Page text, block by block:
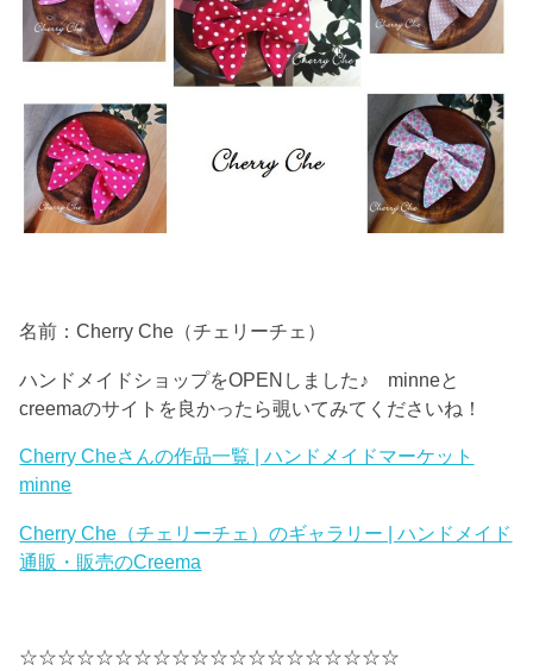
名前：Cherry Che（チェリーチェ）
ハンドメイドショップをOPENしました♪ minneと
creemaのサイトを良かったら覗いてみてくださいね！
Cherry Cheさんの作品一覧 | ハンドメイドマーケット
minne
Cherry Che（チェリーチェ）のギャラリー | ハンドメイド
通販・販売のCreema
☆☆☆☆☆☆☆☆☆☆☆☆☆☆☆☆☆☆☆☆